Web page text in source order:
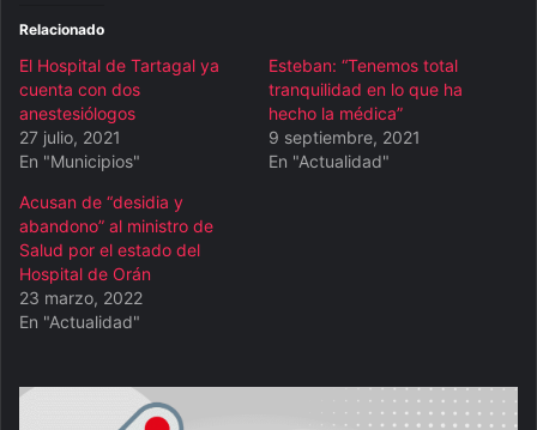
Relacionado
El Hospital de Tartagal ya
cuenta con dos
anestesiólogos
27 julio, 2021
En "Municipios"
Esteban: “Tenemos total
tranquilidad en lo que ha
hecho la médica”
9 septiembre, 2021
En "Actualidad"
Acusan de “desidia y
abandono” al ministro de
Salud por el estado del
Hospital de Orán
23 marzo, 2022
En "Actualidad"